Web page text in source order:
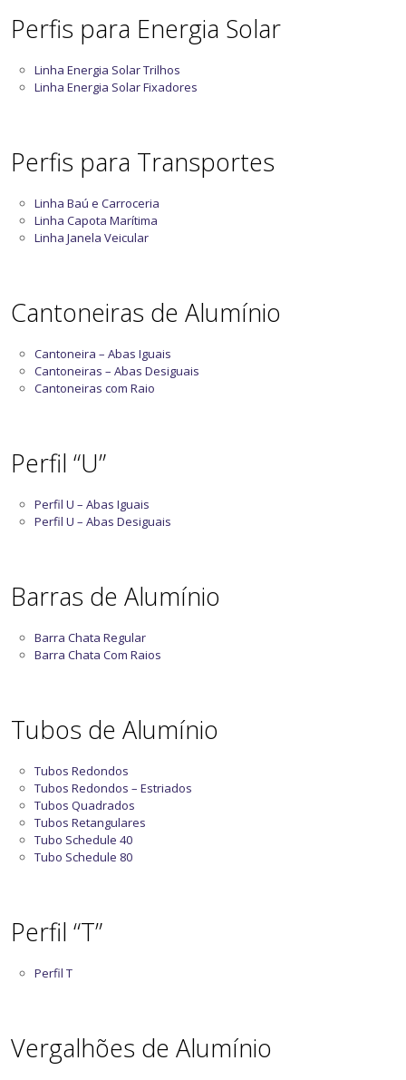
Perfis para Energia Solar
Linha Energia Solar Trilhos
Linha Energia Solar Fixadores
Perfis para Transportes
Linha Baú e Carroceria
Linha Capota Marítima
Linha Janela Veicular
Cantoneiras de Alumínio
Cantoneira – Abas Iguais
Cantoneiras – Abas Desiguais
Cantoneiras com Raio
Perfil “U”
Perfil U – Abas Iguais
Perfil U – Abas Desiguais
Barras de Alumínio
Barra Chata Regular
Barra Chata Com Raios
Tubos de Alumínio
Tubos Redondos
Tubos Redondos – Estriados
Tubos Quadrados
Tubos Retangulares
Tubo Schedule 40
Tubo Schedule 80
Perfil “T”
Perfil T
Vergalhões de Alumínio